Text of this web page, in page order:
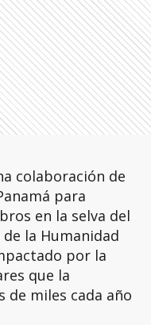
colaboración de
para
en la selva del
la Humanidad
por la
que la
de miles cada año